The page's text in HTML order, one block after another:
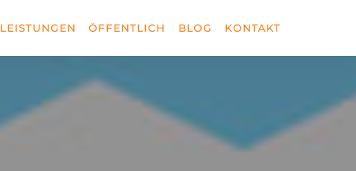
LEISTUNGEN ÖFFENTLICH BLOG KONTAKT